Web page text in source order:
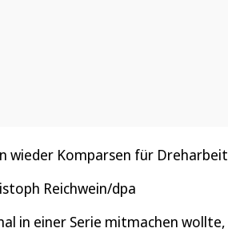
wieder Komparsen für
Reichwein/dpa
in einer Serie mitmachen